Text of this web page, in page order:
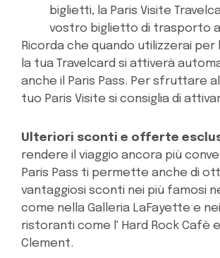
biglietti, la Paris Visite
vostro biglietto di trasporto
Ricorda che quando utilizzerai per
la tua Travelcard si attiverà
anche il Paris Pass. Per sfruttare al
tuo Paris Visite si consiglia di
Ulteriori sconti e offerte
rendere il viaggio ancora più
Paris Pass ti permette anche di
vantaggiosi sconti nei più famosi
come nella Galleria LaFayette e
ristoranti come l' Hard Rock Cafè
Clement.